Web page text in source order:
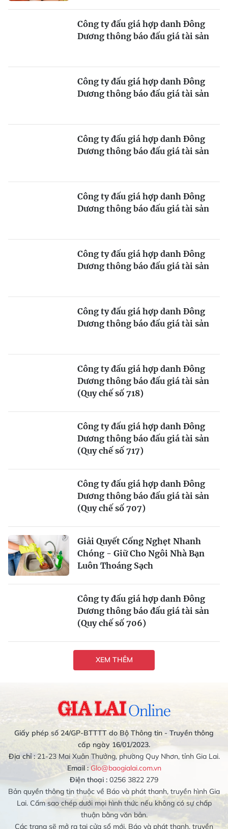
Công ty đấu giá hợp danh Đông
Dương thông báo đấu giá tài sản
Công ty đấu giá hợp danh Đông
Dương thông báo đấu giá tài sản
Công ty đấu giá hợp danh Đông
Dương thông báo đấu giá tài sản
Công ty đấu giá hợp danh Đông
Dương thông báo đấu giá tài sản
Công ty đấu giá hợp danh Đông
Dương thông báo đấu giá tài sản
Công ty đấu giá hợp danh Đông
Dương thông báo đấu giá tài sản
Công ty đấu giá hợp danh Đông
Dương thông báo đấu giá tài sản
(Quy chế số 718)
Công ty đấu giá hợp danh Đông
Dương thông báo đấu giá tài sản
(Quy chế số 717)
Công ty đấu giá hợp danh Đông
Dương thông báo đấu giá tài sản
(Quy chế số 707)
Giải Quyết Cống Nghẹt Nhanh
Chóng - Giữ Cho Ngôi Nhà Bạn
Luôn Thoáng Sạch
Công ty đấu giá hợp danh Đông
Dương thông báo đấu giá tài sản
(Quy chế số 706)
XEM THÊM
Giấy phép số 24/GP-BTTTT do Bộ Thông tin - Truyền thông
cấp ngày 16/01/2023.
Địa chỉ :21-23 Mai Xuân Thưởng, phường Quy Nhơn, tỉnh Gia Lai.
Email : Glo@baogialai.com.vn
Điện thoại : 0256 3822 279
Bản quyền thông tin thuộc về Báo và phát thanh, truyền hình Gia
Lai. Cấm sao chép dưới mọi hình thức nếu không có sự chấp
thuận bằng văn bản.
Các trang sẽ mở ra tại cửa sổ mới. Báo và phát thanh, truyền